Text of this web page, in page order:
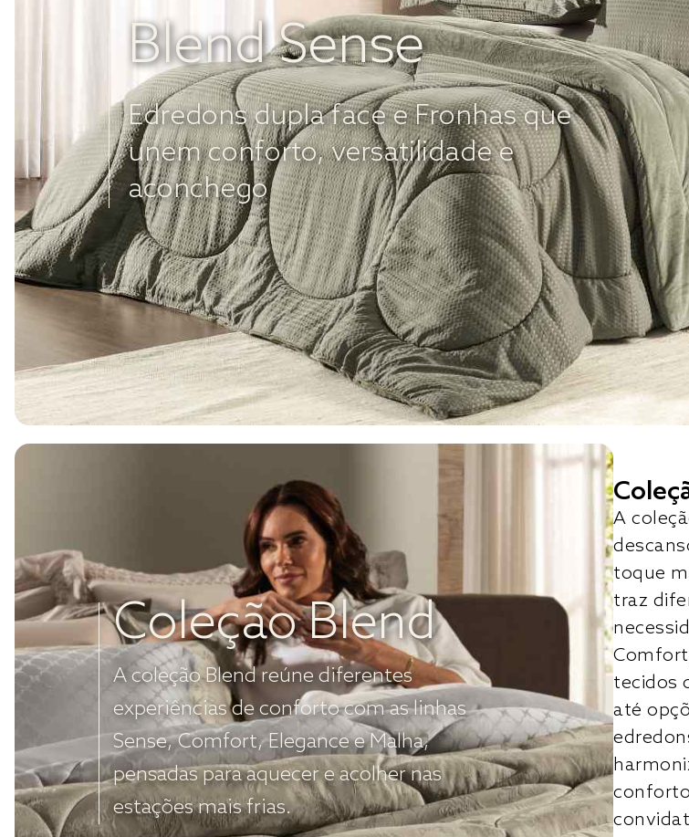
Blend Sense
Edredons dupla face e Fronhas que
unem conforto, versatilidade e
aconchego
Coleção Blend
A coleção Blend reúne diferentes
experiências de conforto com as linhas
Sense, Comfort, Elegance e Malha,
pensadas para aquecer e acolher nas
estações mais frias.
A
toque
traz
tecidos
até